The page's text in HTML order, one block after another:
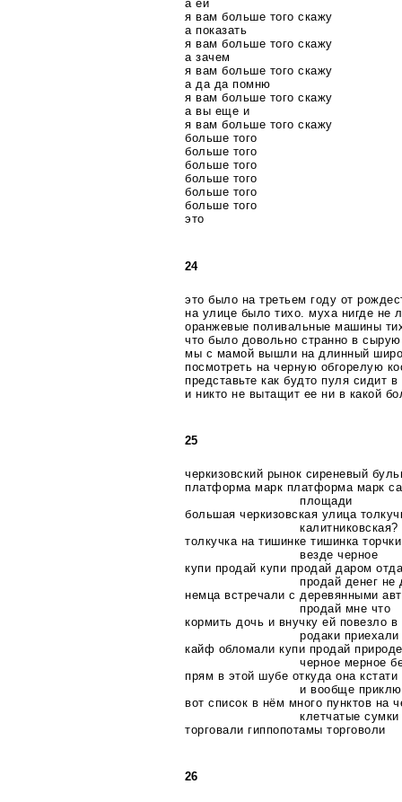
а ей
я вам больше того скажу
а показать
я вам больше того скажу
а зачем
я вам больше того скажу
а да да помню
я вам больше того скажу
а вы еще и
я вам больше того скажу
больше того
больше того
больше того
больше того
больше того
больше того
это
24
это было на третьем году от
на улице было тихо. муха нигде не
оранжевые поливальные машины
что было довольно странно в сырую
мы с мамой вышли на длинный
посмотреть на черную обгорелую
представьте как будто пуля сидит в
и никто не вытащит ее ни в какой
25
черкизовский рынок сиреневый
платформа марк платформа марк
площади
большая черкизовская улица
калитниковская?
толкучка на тишинке тишинка
везде черное
купи продай купи продай даром
продай денег не
немца встречали с деревянными
продай мне что
кормить дочь и внучку ей повезло
родаки приехали
кайф обломали купи продай
черное мерное
прям в этой шубе откуда она
и вообще
вот список в нём много пунктов на
клетчатые сумки
торговали гиппопотамы торговоли
26